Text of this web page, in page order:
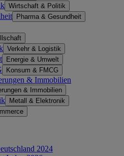
Wirtschaft & Politik
Pharma & Gesundheit
Verkehr & Logistik
Energie & Umwelt
Konsum & FMCG
& Immobilien
& Immobilien
Metall & Elektronik
2024